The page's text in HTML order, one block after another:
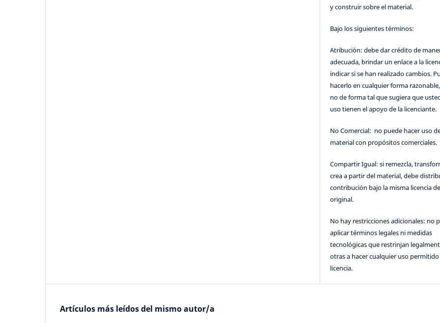
y construir sobre el material.
Bajo los siguientes términos:
Atribución: debe dar crédito de
adecuada, brindar un enlace a la
indicar si se han realizado cambios.
hacerlo en cualquier forma
no de forma tal que sugiera que
uso tienen el apoyo de la licenciante.
No Comercial: no puede hacer uso
material con propósitos comerciales.
Compartir Igual: si remezcla,
crea a partir del material, debe
contribución bajo la misma licencia
original.
No hay restricciones adicionales: no
aplicar términos legales ni medidas
tecnológicas que restrinjan
otras a hacer cualquier uso
licencia.
Artículos más leídos del mismo autor/a